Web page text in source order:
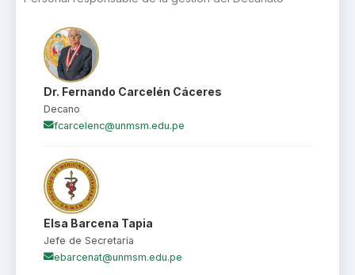
Dr. Fernando Carcelén Cáceres
Decano
fcarcelenc@unmsm.edu.pe
Elsa Barcena Tapia
Jefe de Secretaría
ebarcenat@unmsm.edu.pe